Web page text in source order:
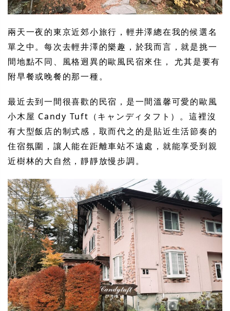
兩天一夜的東京近郊小旅行，輕井澤總在我的候選名
單之中。每次去輕井澤的樂趣，於我而言，就是挑一
間地點不同、風格迥異的歐風民宿來住， 尤其是要有
附早餐或晚餐的那一種。
最近去到一間很喜歡的民宿，是一間溫馨可愛的歐風
小木屋 Candy Tuft（キャンディタフト）。這裡沒
有大型飯店的制式感，取而代之的是貼近生活節奏的
住宿氛圍，讓人能在距離車站不遠處，就能享受到親
近樹林的大自然，靜靜放慢步調。